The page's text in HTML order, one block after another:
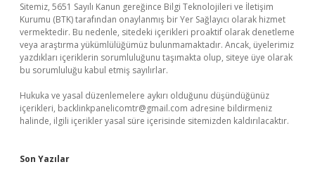
Sitemiz, 5651 Sayılı Kanun gereğince Bilgi Teknolojileri ve İletişim
Kurumu (BTK) tarafından onaylanmış bir Yer Sağlayıcı olarak hizmet
vermektedir. Bu nedenle, sitedeki içerikleri proaktif olarak denetleme
veya araştırma yükümlülüğümüz bulunmamaktadır. Ancak, üyelerimiz
yazdıkları içeriklerin sorumluluğunu taşımakta olup, siteye üye olarak
bu sorumluluğu kabul etmiş sayılırlar.
Hukuka ve yasal düzenlemelere aykırı olduğunu düşündüğünüz
içerikleri, backlinkpanelicomtr@gmail.com adresine bildirmeniz
halinde, ilgili içerikler yasal süre içerisinde sitemizden kaldırılacaktır.
Son Yazılar